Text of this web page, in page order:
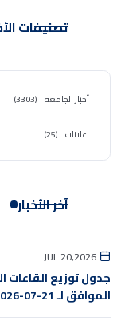
تصنيفات
أخبار الجامعة (3303)
اعلانات (25)
آخر الأخبار
JUL 20,2026
جدول توزيع القاعات
الموافق لـ 21-07-2026